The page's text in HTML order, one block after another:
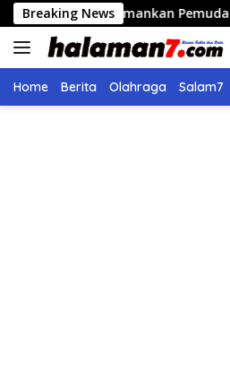
Langsung
ke
konten
Breaking NewsPemuda Bawa 2 Kg Ganja
Home Berita Olahraga Salam7